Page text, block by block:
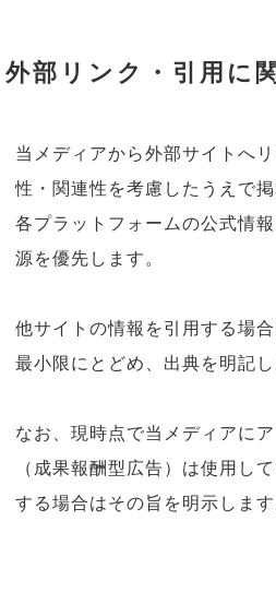
外部リンク・引用に
当メディアから外部サイトへ
性・関連性を考慮したうえで
各プラットフォームの公式情
源を優先します。
他サイトの情報を引用する場
最小限にとどめ、出典を明記し
なお、現時点で当メディアに
（成果報酬型広告）は使用し
する場合はその旨を明示します